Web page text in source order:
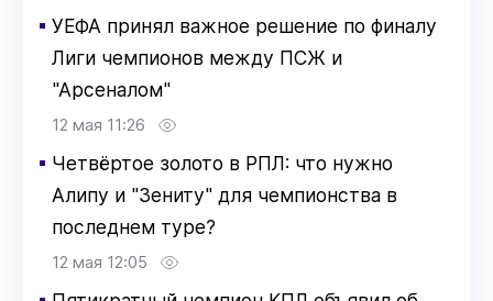
▪ УЕФА принял важное решение по финалу
Лиги чемпионов между ПСЖ и
"Арсеналом"
12 мая 11:26
▪ Четвёртое золото в РПЛ: что нужно
Алипу и "Зениту" для чемпионства в
последнем туре?
12 мая 12:05